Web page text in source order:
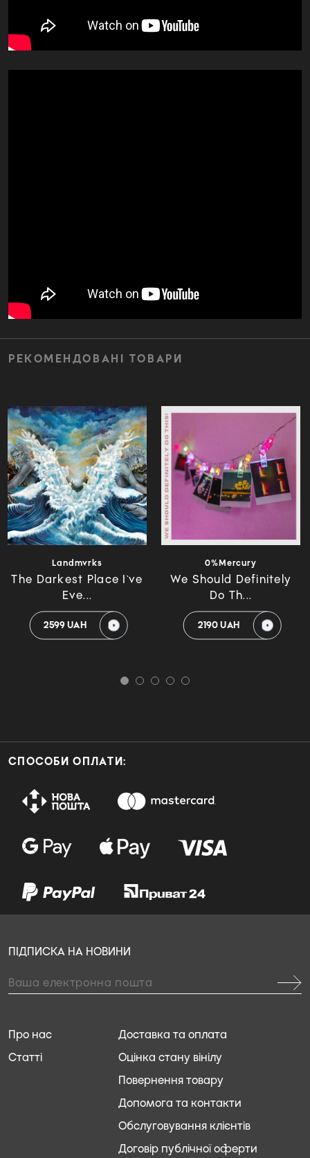
РЕКОМЕНДОВАНІ ТОВАРИ
Landmvrks
The Darkest Place I`ve
Eve...
2599 UAH
0%Mercury
We Should Definitely
Do Th...
2190 UAH
СПОСОБИ ОПЛАТИ:
Доставка та оплата
Оцінка стану вінілу
Повернення товару
Допомога та контакти
Обслуговування клієнтів
Договір публічної оферти
Про нас
Статті
ПІДПИСКА НА НОВИНИ